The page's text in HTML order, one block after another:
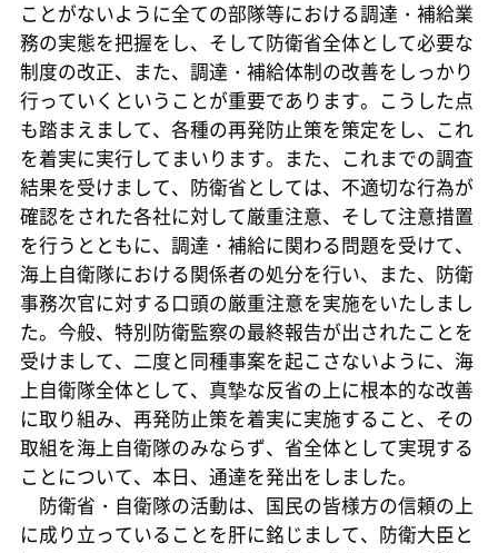
ことがないように全ての部隊等における調達・補給業
務の実態を把握をし、そして防衛省全体として必要な
制度の改正、また、調達・補給体制の改善をしっかり
行っていくということが重要であります。こうした点
も踏まえまして、各種の再発防止策を策定をし、これ
を着実に実行してまいります。また、これまでの調査
結果を受けまして、防衛省としては、不適切な行為が
確認をされた各社に対して厳重注意、そして注意措置
を行うとともに、調達・補給に関わる問題を受けて、
海上自衛隊における関係者の処分を行い、また、防衛
事務次官に対する口頭の厳重注意を実施をいたしまし
た。今般、特別防衛監察の最終報告が出されたことを
受けまして、二度と同種事案を起こさないように、海
上自衛隊全体として、真摯な反省の上に根本的な改善
に取り組み、再発防止策を着実に実施すること、その
取組を海上自衛隊のみならず、省全体として実現する
ことについて、本日、通達を発出をしました。
防衛省・自衛隊の活動は、国民の皆様方の信頼の上
に成り立っていることを肝に銘じまして、防衛大臣と